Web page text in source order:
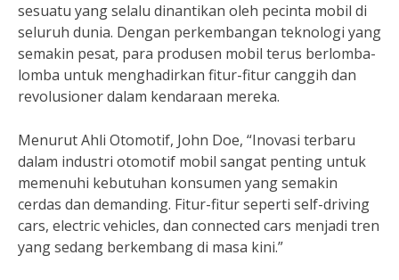
sesuatu yang selalu dinantikan oleh pecinta mobil di
seluruh dunia. Dengan perkembangan teknologi yang
semakin pesat, para produsen mobil terus berlomba-
lomba untuk menghadirkan fitur-fitur canggih dan
revolusioner dalam kendaraan mereka.
Menurut Ahli Otomotif, John Doe, “Inovasi terbaru
dalam industri otomotif mobil sangat penting untuk
memenuhi kebutuhan konsumen yang semakin
cerdas dan demanding. Fitur-fitur seperti self-driving
cars, electric vehicles, dan connected cars menjadi tren
yang sedang berkembang di masa kini.”